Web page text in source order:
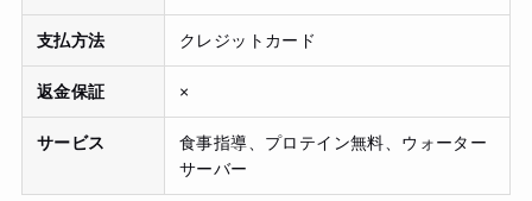
支払方法 クレジットカード
返金保証 ×
サービス
食事指導、プロテイン無料、ウォーター
サーバー